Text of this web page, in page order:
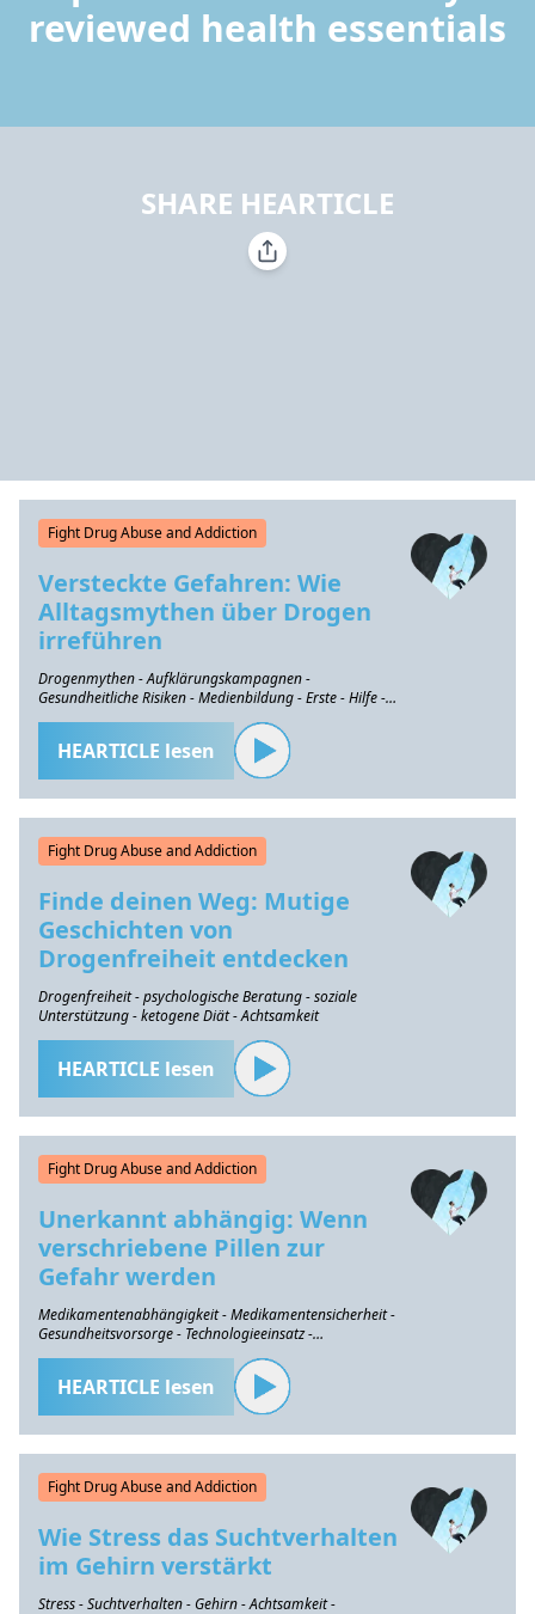
reviewed health essentials
SHARE HEARTICLE
Fight Drug Abuse and Addiction
Versteckte Gefahren: Wie
Alltagsmythen über Drogen
irreführen
Drogenmythen - Aufklärungskampagnen -
Gesundheitliche Risiken - Medienbildung - Erste - Hilfe -
HEARTICLE lesen
Fight Drug Abuse and Addiction
Finde deinen Weg: Mutige
Geschichten von
Drogenfreiheit entdecken
Drogenfreiheit - psychologische Beratung - soziale
Unterstützung - ketogene Diät - Achtsamkeit
HEARTICLE lesen
Fight Drug Abuse and Addiction
Unerkannt abhängig: Wenn
verschriebene Pillen zur
Gefahr werden
Medikamentenabhängigkeit - Medikamentensicherheit -
Gesundheitsvorsorge - Technologieeinsatz -
HEARTICLE lesen
Fight Drug Abuse and Addiction
Wie Stress das Suchtverhalten
im Gehirn verstärkt
Stress - Suchtverhalten - Gehirn - Achtsamkeit -